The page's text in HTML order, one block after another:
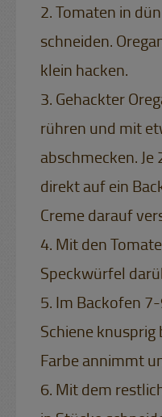
2. Tomaten in
schneiden.
klein hacken.
3. Gehackter
rühren und mit
abschmecken.
direkt auf ein
Creme darauf
4. Mit den
Speckwürfel
5. Im Backofen
Schiene knusprig
Farbe annimmt
6. Mit dem